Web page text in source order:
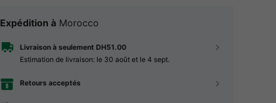
Expédition à Morocco
Livraison à seulement DH51.00
Estimation de livraison: le 30 août et le 4 sept.
Retours acceptés